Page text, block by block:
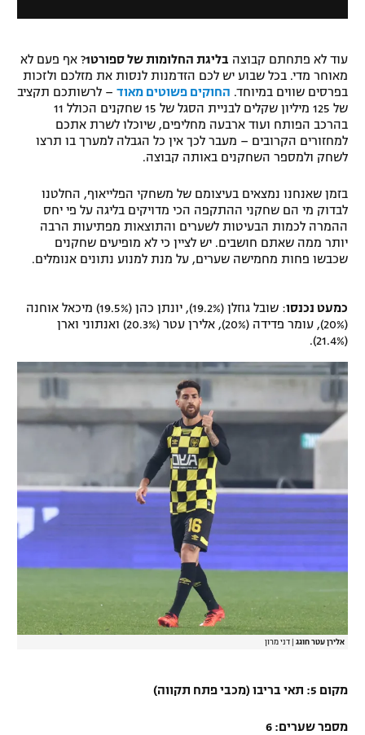
רשיון להקרנה פומבית לבית עסק
הצטרפות לחבילת הערוצים
לוח דרושים – ג'ובנט
תגיות
w
i
n
d
o
w
.
a
l
o
g
עוד לא פתחתם קבוצה בליגת החלומות של ספורט1 ? אף פעם לא
מאוחר מדי. בכל שבוע יש לכם הזדמנות לנסות את מזלכם ולזכות
בפרסים שווים במיוחד. החוקים פשוטים מאוד – לרשותכם תקציב
של 125 מיליון שקלים לבניית הסגל של 15 שחקנים הכולל 11
בהרכב הפותח ועוד ארבעה מחליפים, שיוכלו לשרת אתכם
למחזורים הקרובים – מעבר לכך אין כל הגבלה למערך בו תרצו
לשחק ולמספר השחקנים באותה קבוצה.
בזמן שאנחנו נמצאים בעיצומם של משחקי הפלייאוף, החלטנו
לבדוק מי הם שחקני ההתקפה הכי מדויקים בליגה על פי יחס
ההמרה לכמות הבעיטות לשערים והתוצאות מפתיעות הרבה
יותר ממה שאתם חושבים. יש לציין כי לא מופיעים שחקנים
שכבשו פחות מחמישה שערים, על מנת למנוע נתונים אנומלים.
כמעט נכנסו
: שובל גוזלן (19.2%), יונתן כהן (19.5%) מיכאל אוחנה
(20%), עומר פדידה (20%), אלירן עטר (20.3%) ואנתוני וארן
(21.4%).
אלירן עטר חוגג דני מרון
מקום 5: תאי בריבו (מכבי פתח תקווה)
מספר שערים: 6